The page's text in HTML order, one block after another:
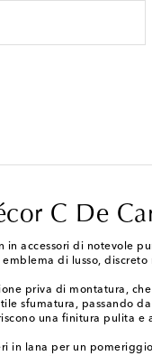
C De
accessori di notevole
di lusso, discreto
priva di montatura,
sfumatura, passando
una finitura pulita e
in lana per un